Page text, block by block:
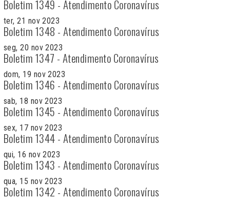
Boletim 1349 - Atendimento Coronavírus
ter, 21 nov 2023
Boletim 1348 - Atendimento Coronavírus
seg, 20 nov 2023
Boletim 1347 - Atendimento Coronavírus
dom, 19 nov 2023
Boletim 1346 - Atendimento Coronavírus
sab, 18 nov 2023
Boletim 1345 - Atendimento Coronavírus
sex, 17 nov 2023
Boletim 1344 - Atendimento Coronavírus
qui, 16 nov 2023
Boletim 1343 - Atendimento Coronavírus
qua, 15 nov 2023
Boletim 1342 - Atendimento Coronavírus